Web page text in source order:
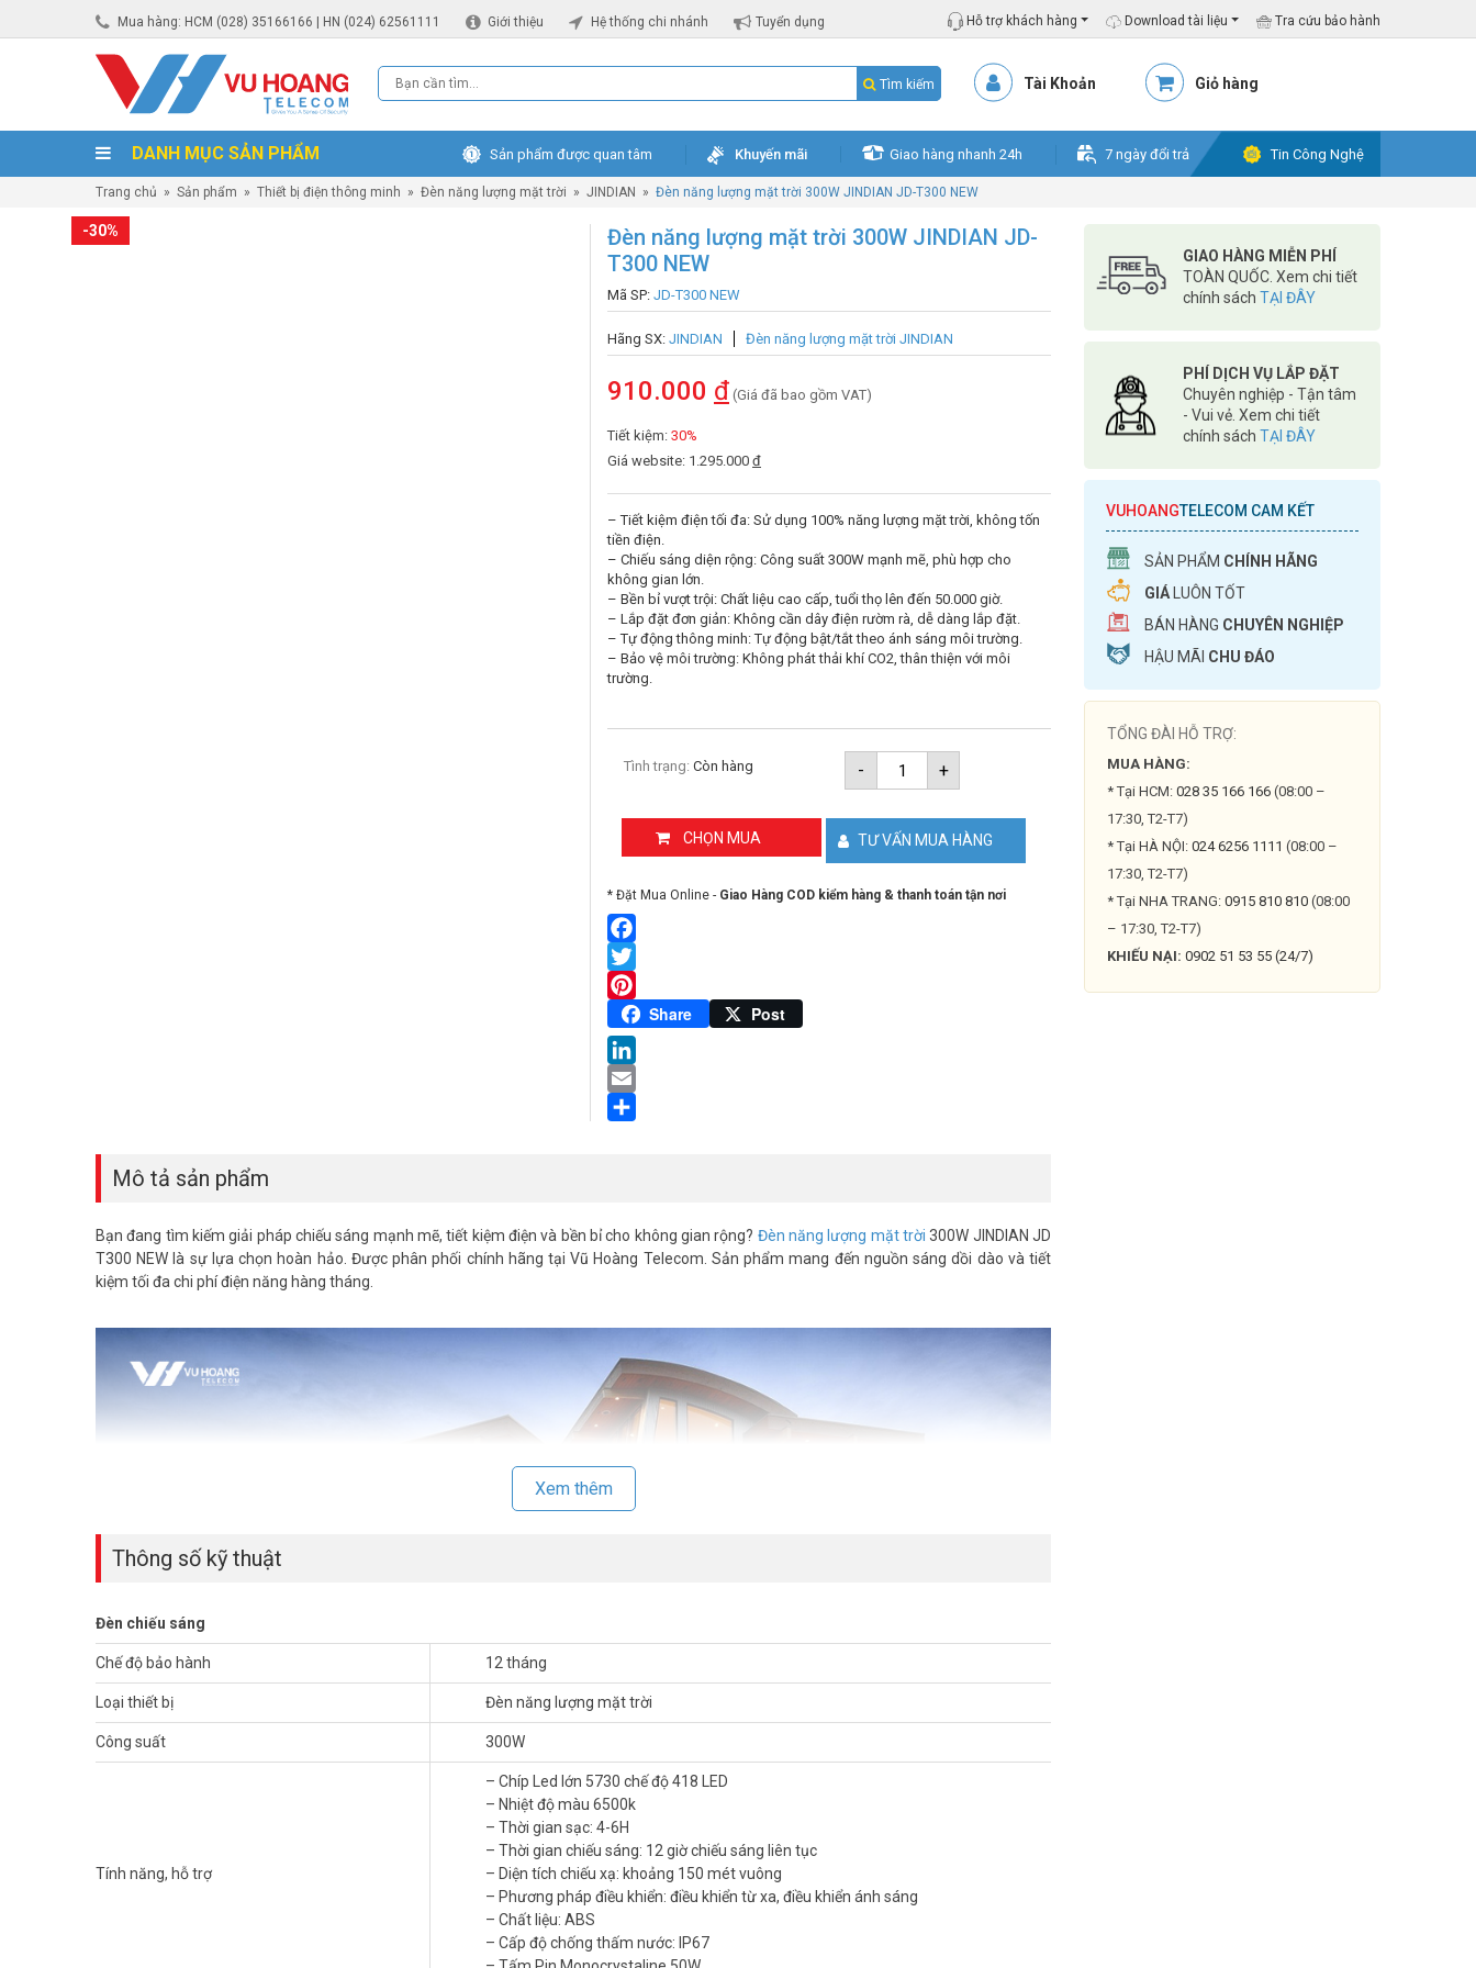
Mua hàng: HCM (028) 35166166 | HN (024) 62561111 Giới thiệu Hệ thống chi nhánh Tuyển dụng Hỗ trợ khách hàng Download tài liệu Tra cứu bảo hành
Tìm kiếm Tài Khoản Giỏ hàng
DANH MỤC SẢN PHẨM Sản phẩm được quan tâm Khuyến mãi Giao hàng nhanh 24h 7 ngày đổi trả Tin Công Nghệ
Trang chủ » Sản phẩm » Thiết bị điện thông minh » Đèn năng lượng mặt trời » JINDIAN » Đèn năng lượng mặt trời 300W JINDIAN JD-T300 NEW
-30%
Đèn năng lượng mặt trời 300W JINDIAN JD-
T300 NEW
Mã SP: JD-T300 NEW
Hãng SX: JINDIAN Đèn năng lượng mặt trời JINDIAN
910.000 đ (Giá đã bao gồm VAT)
Tiết kiệm: 30%
Giá website: 1.295.000 đ
– Tiết kiệm điện tối đa: Sử dụng 100% năng lượng mặt trời, không tốn
tiền điện.
– Chiếu sáng diện rộng: Công suất 300W mạnh mẽ, phù hợp cho
không gian lớn.
– Bền bỉ vượt trội: Chất liệu cao cấp, tuổi thọ lên đến 50.000 giờ.
– Lắp đặt đơn giản: Không cần dây điện rườm rà, dễ dàng lắp đặt.
– Tự động thông minh: Tự động bật/tắt theo ánh sáng môi trường.
– Bảo vệ môi trường: Không phát thải khí CO2, thân thiện với môi
trường.
-
Đèn
năng
lượng
trời
300W
JINDIAN
T300
+
Tình trạng: Còn hàng
CHỌN MUA TƯ VẤN MUA HÀNG
* Đặt Mua Online - Giao Hàng COD kiểm hàng & thanh toán tận nơi
Facebook
Twitter
Pinterest
Share Post
LinkedIn
Email
Mô tả sản phẩm
Bạn đang tìm kiếm giải pháp chiếu sáng mạnh mẽ, tiết kiệm điện và bền bỉ cho không gian rộng? Đèn năng lượng mặt trời 300W JINDIAN JD
T300 NEW là sự lựa chọn hoàn hảo. Được phân phối chính hãng tại Vũ Hoàng Telecom. Sản phẩm mang đến nguồn sáng dồi dào và tiết
kiệm tối đa chi phí điện năng hàng tháng.
Tại sao nên chọn đèn năng lượng mặt trời JINDIAN JD T300 NEW?
JINDIAN JD T300 NEW có thiết kế hiện đại, dễ lắp đặt. Sử dụng pin năng lượng mặt trời hiệu suất cao. Cung cấp ánh sáng mạnh 300W, phù
Xem thêm
Thông số kỹ thuật
Đèn chiếu sáng
Chế độ bảo hành 12 tháng
Loại thiết bị Đèn năng lượng mặt trời
Công suất 300W
Tính năng, hỗ trợ
– Chíp Led lớn 5730 chế độ 418 LED
– Nhiệt độ màu 6500k
– Thời gian sạc: 4-6H
– Thời gian chiếu sáng: 12 giờ chiếu sáng liên tục
– Diện tích chiếu xạ: khoảng 150 mét vuông
– Phương pháp điều khiển: điều khiển từ xa, điều khiển ánh sáng
– Chất liệu: ABS
– Cấp độ chống thấm nước: IP67
GIAO HÀNG MIỄN PHÍ
TOÀN QUỐC. Xem chi tiết
chính sách TẠI ĐÂY
PHÍ DỊCH VỤ LẮP ĐẶT
Chuyên nghiệp - Tận tâm
- Vui vẻ. Xem chi tiết
chính sách TẠI ĐÂY
VUHOANGTELECOM CAM KẾT
SẢN PHẨM CHÍNH HÃNG
GIÁ LUÔN TỐT
BÁN HÀNG CHUYÊN NGHIỆP
HẬU MÃI CHU ĐÁO
TỔNG ĐÀI HỖ TRỢ:
MUA HÀNG:
* Tại HCM: 028 35 166 166 (08:00 –
17:30, T2-T7)
* Tại HÀ NỘI: 024 6256 1111 (08:00 –
17:30, T2-T7)
* Tại NHA TRANG: 0915 810 810 (08:00
– 17:30, T2-T7)
KHIẾU NẠI: 0902 51 53 55 (24/7)